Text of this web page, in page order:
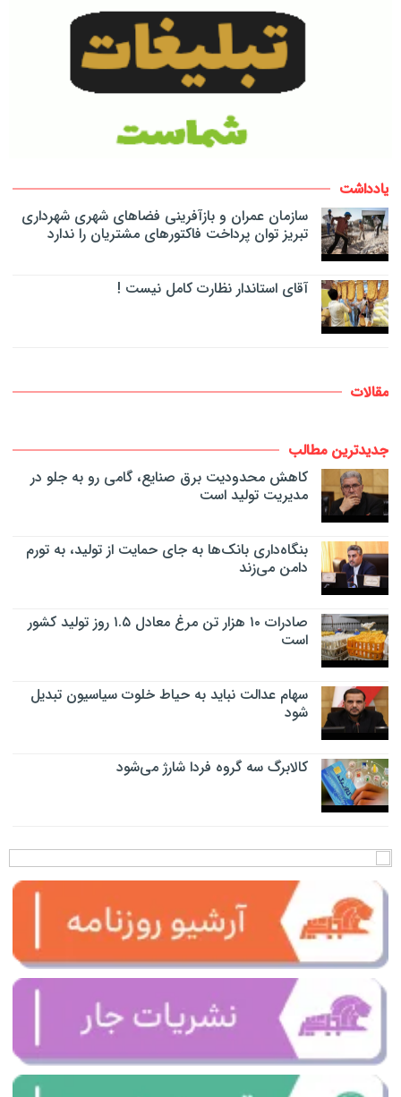
یادداشت
سازمان عمران و بازآفرینی فضاهای شهری شهرداری
تبریز توان پرداخت فاکتورهای مشتریان را ندارد
آقای استاندار نظارت کامل نیست !
مقالات
جدیدترین مطالب
کاهش محدودیت برق صنایع، گامی رو به جلو در
مدیریت تولید است
بنگاه‌داری بانک‌ها به جای حمایت از تولید، به تورم
دامن می‌زند
صادرات ۱۰ هزار تن مرغ معادل ۱.۵ روز تولید کشور
است
سهام عدالت نباید به حیاط خلوت سیاسیون تبدیل
شود
کالابرگ سه گروه فردا شارژ می‌شود